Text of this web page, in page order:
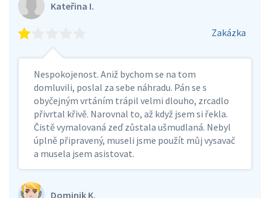
Kateřina I.
Zakázka
Nespokojenost. Aniž bychom se na tom
domluvili, poslal za sebe náhradu. Pán se s
obyčejným vrtáním trápil velmi dlouho, zrcadlo
přivrtal křivě. Narovnal to, až když jsem si řekla.
Čistě vymalovaná zeď zůstala ušmudlaná. Nebyl
úplně připravený, museli jsme použít můj vysavač
a musela jsem asistovat.
Dominik K.